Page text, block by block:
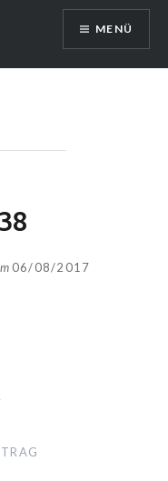
MENÜ
06/08/2017